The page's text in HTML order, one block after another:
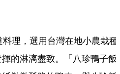
理，選用台灣在地小農栽種
的淋漓盡致。「八珍鴨子飯